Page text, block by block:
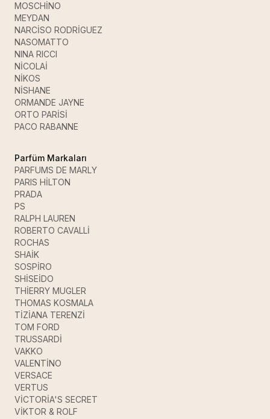
MOSCHİNO
MEYDAN
NARCİSO RODRİGUEZ
NASOMATTO
NINA RICCI
NİCOLAİ
NİKOS
NİSHANE
ORMANDE JAYNE
ORTO PARİSİ
PACO RABANNE
Parfüm Markaları
PARFUMS DE MARLY
PARIS HİLTON
PRADA
PS
RALPH LAUREN
ROBERTO CAVALLİ
ROCHAS
SHAİK
SOSPİRO
SHİSEİDO
THİERRY MUGLER
THOMAS KOSMALA
TİZİANA TERENZİ
TOM FORD
TRUSSARDİ
VAKKO
VALENTİNO
VERSACE
VERTUS
VİCTORİA'S SECRET
VİKTOR & ROLF